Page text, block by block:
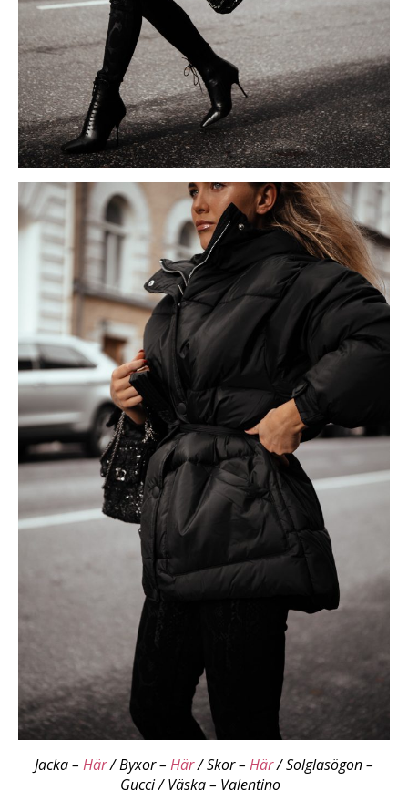
Jacka – Här/ Byxor – Här/ Skor – Här/ Solglasögon –
Gucci / Väska – Valentino